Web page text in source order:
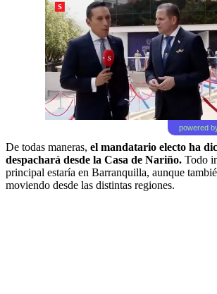
powered
De todas maneras, el mandatario electo ha
despachará desde la Casa de Nariño. Todo
principal estaría en Barranquilla, aunque
moviendo desde las distintas regiones.